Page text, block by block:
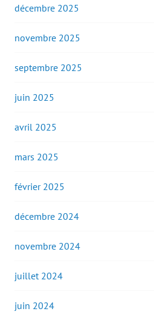
décembre 2025
novembre 2025
septembre 2025
juin 2025
avril 2025
mars 2025
février 2025
décembre 2024
novembre 2024
juillet 2024
juin 2024